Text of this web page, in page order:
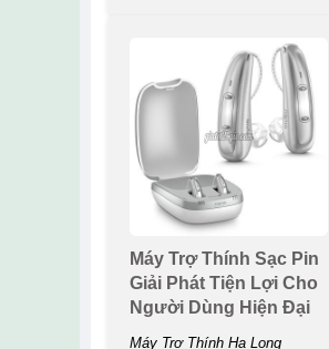
Máy Trợ Thính Sạc Pin
Giải Phát Tiện Lợi Cho
Người Dùng Hiện Đại
Máy Trợ Thính Hạ Long